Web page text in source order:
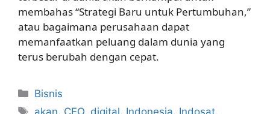
membahas “Strategi Baru untuk Pertumbuhan,”
atau bagaimana perusahaan dapat
memanfaatkan peluang dalam dunia yang
terus berubah dengan cepat.
Kategori
Bisnis
Tag
akan, CEO, digital, Indonesia, Indosat,